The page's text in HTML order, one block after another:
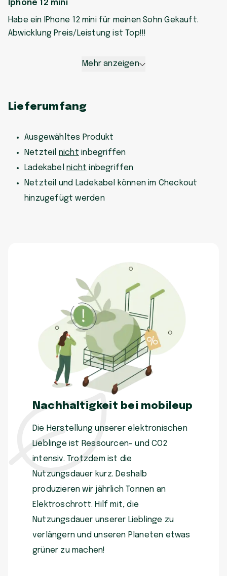
Iphone 12 mini
Habe ein IPhone 12 mini für meinen Sohn Gekauft.
Abwicklung Preis/Leistung ist Top!!!
Mehr anzeigen
Lieferumfang
Ausgewähltes Produkt
Netzteil nicht inbegriffen
Ladekabelnicht inbegriffen
Netzteil und Ladekabel können im Checkout
hinzugefügt werden
Nachhaltigkeit bei mobileup
Die Herstellung unserer elektronischen
Lieblinge ist Ressourcen- und CO2
intensiv. Trotzdem ist die
Nutzungsdauer kurz. Deshalb
produzieren wir jährlich Tonnen an
Elektroschrott. Hilf mit, die
Nutzungsdauer unserer Lieblinge zu
verlängern und unseren Planeten etwas
grüner zu machen!